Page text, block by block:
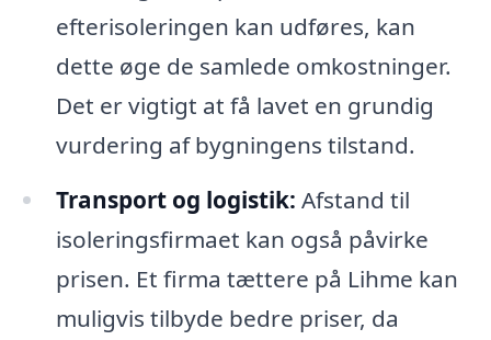
efterisoleringen kan udføres, kan
dette øge de samlede omkostninger.
Det er vigtigt at få lavet en grundig
vurdering af bygningens tilstand.
Transport og logistik: Afstand til
isoleringsfirmaet kan også påvirke
prisen. Et firma tættere på Lihme kan
muligvis tilbyde bedre priser, da